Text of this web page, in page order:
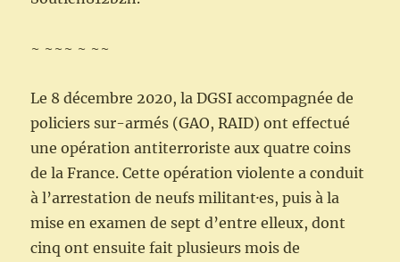
~ ~~~ ~ ~~
Le 8 décembre 2020, la DGSI accompagnée de
policiers sur-armés (GAO, RAID) ont effectué
une opération antiterroriste aux quatre coins
de la France. Cette opération violente a conduit
à l’arrestation de neufs militant·es, puis à la
mise en examen de sept d’entre elleux, dont
cinq ont ensuite fait plusieurs mois de